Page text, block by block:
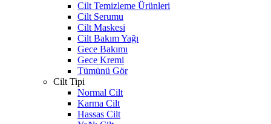
Cilt Temizleme Ürünleri
Cilt Serumu
Cilt Maskesi
Cilt Bakım Yağı
Gece Bakımı
Gece Kremi
Tümünü Gör
Cilt Tipi
Normal Cilt
Karma Cilt
Hassas Cilt